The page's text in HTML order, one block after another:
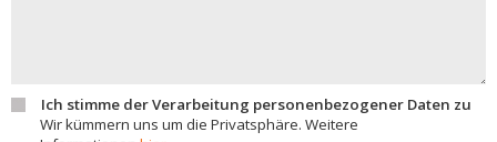
Ich stimme der Verarbeitung personenbezogener Daten zu
Wir kümmern uns um die Privatsphäre. Weitere